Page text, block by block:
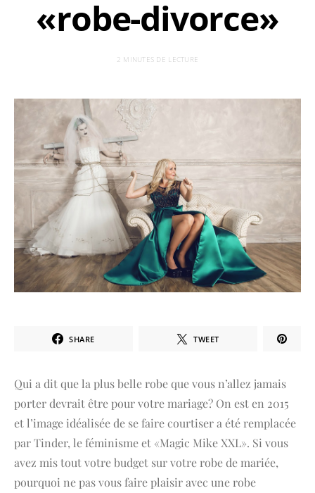
«robe-divorce»
2 MINUTES DE LECTURE
SHARE TWEET
Qui a dit que la plus belle robe que vous n’allez jamais
porter devrait être pour votre mariage? On est en 2015
et l’image idéalisée de se faire courtiser a été remplacée
par Tinder, le féminisme et «Magic Mike XXL». Si vous
avez mis tout votre budget sur votre robe de mariée,
pourquoi ne pas vous faire plaisir avec une robe